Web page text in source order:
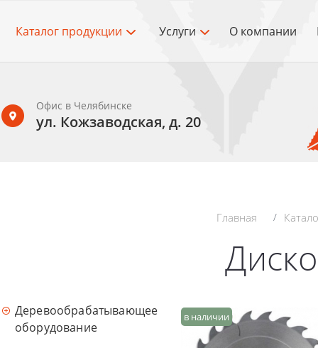
Каталог продукции Услуги О компании
Офис в Челябинске
ул. Кожзаводская, д. 20
Главная
Деревообрабатывающее
оборудование